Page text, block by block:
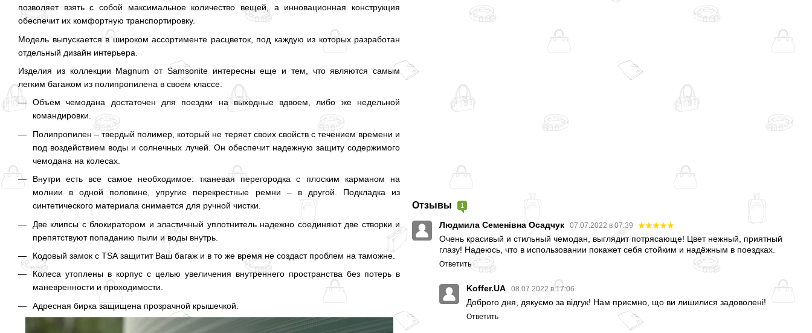
позволяет взять с собой максимальное количество вещей, а инновационная конструкция
обеспечит их комфортную транспортировку.
Модель выпускается в широком ассортименте расцветок, под каждую из которых разработан
отдельный дизайн интерьера.
Изделия из коллекции Magnum от Samsonite интересны еще и тем, что являются самым
легким багажом из полипропилена в своем классе.
Объем чемодана достаточен для поездки на выходные вдвоем, либо же недельной
командировки.
Полипропилен – твердый полимер, который не теряет своих свойств с течением времени и
под воздействием воды и солнечных лучей. Он обеспечит надежную защиту содержимого
чемодана на колесах.
Внутри есть все самое необходимое: тканевая перегородка с плоским карманом на
молнии в одной половине, упругие перекрестные ремни – в другой. Подкладка из
синтетического материала снимается для ручной чистки.
Две клипсы с блокиратором и эластичный уплотнитель надежно соединяют две створки и
препятствуют попаданию пыли и воды внутрь.
Кодовый замок с TSA защитит Ваш багаж и в то же время не создаст проблем на таможне.
Колеса утоплены в корпус с целью увеличения внутреннего пространства без потерь в
маневренности и проходимости.
Адресная бирка защищена прозрачной крышечкой.
Отзывы 1
Людмила Семенівна Осадчук 07.07.2022 в 07:39
Очень красивый и стильный чемодан, выглядит потрясающе! Цвет нежный, приятный
глазу! Надеюсь, что в использовании покажет себя стойким и надёжным в поездках.
Ответить
Koffer.UA 08.07.2022 в 17:06
Доброго дня, дякуємо за відгук! Нам приємно, що ви лишилися задоволені!
Ответить